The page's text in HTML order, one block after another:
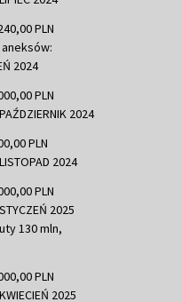
PLN
2024
PLN
2024
PLN
2024
PLN
2025
130 mln,
PLN
2025